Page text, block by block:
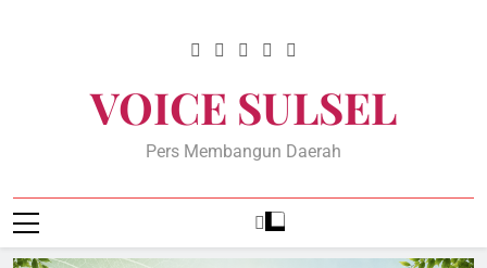
VOICE SULSEL
Pers Membangun Daerah